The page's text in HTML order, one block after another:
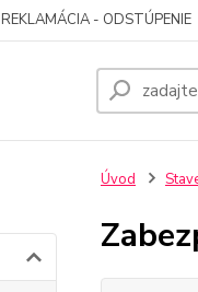
REKLAMÁCIA - ODSTÚPENIE
Úvod